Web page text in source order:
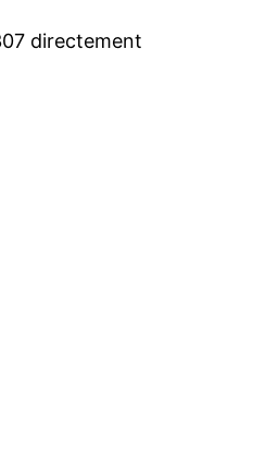
directement